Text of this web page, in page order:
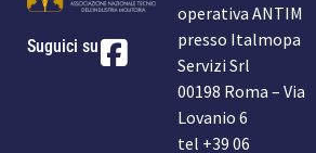
Suguici su
operativa ANTIM
presso Italmopa
Servizi Srl
00198 Roma – Via
Lovanio 6
tel +39 06